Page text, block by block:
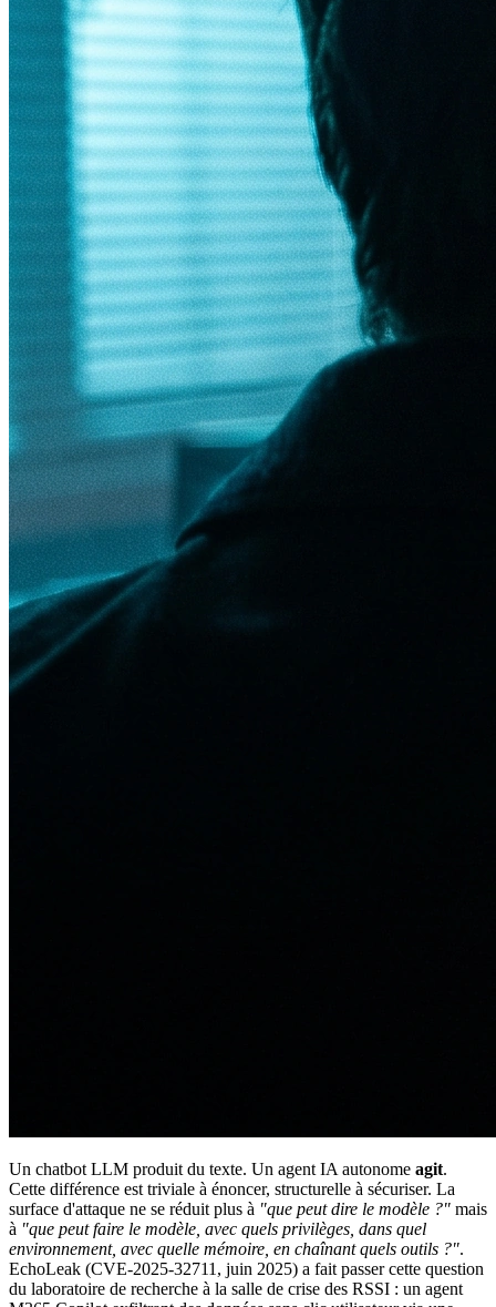
Un chatbot LLM produit du texte. Un agent IA autonome agit.
Cette différence est triviale à énoncer, structurelle à sécuriser. La
surface d'attaque ne se réduit plus à "que peut dire le modèle ?" mais
à "que peut faire le modèle, avec quels privilèges, dans quel
environnement, avec quelle mémoire, en chaînant quels outils ?".
EchoLeak (CVE-2025-32711, juin 2025) a fait passer cette question
du laboratoire de recherche à la salle de crise des RSSI : un agent